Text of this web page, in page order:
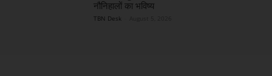
नौनिहालों का भविष्य
TBN Desk